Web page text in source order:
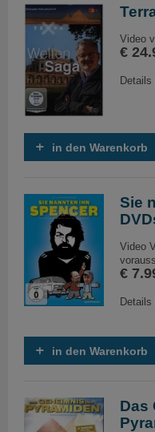
Video
€
Details
in den Warenkorb
Sie
Video
€
Details
in den Warenkorb
Das